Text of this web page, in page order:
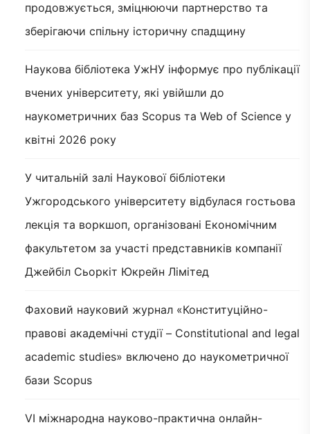
продовжується, зміцнюючи партнерство та
зберігаючи спільну історичну спадщину
Наукова бібліотека УжНУ інформує про публікації
вчених університету, які увійшли до
наукометричних баз Scopus та Web of Science у
квітні 2026 року
У читальній залі Наукової бібліотеки
Ужгородського університету відбулася гостьова
лекція та воркшоп, організовані Економічним
факультетом за участі представників компанії
Джейбіл Сьоркіт Юкрейн Лімітед
Фаховий науковий журнал «Конституційно-
правові академічні студії – Constitutional and legal
academic studies» включено до наукометричної
бази Scopus
VI міжнародна науково-практична онлайн-